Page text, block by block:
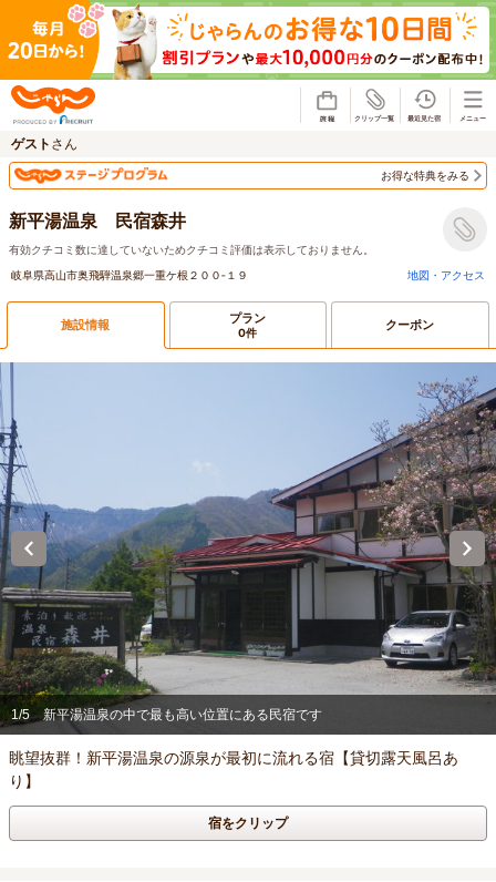
ゲスト さん
お得な特典をみる
新平湯温泉 民宿森井
有効クチコミ数に達していないためクチコミ評価は表示しておりません。
岐阜県高山市奥飛騨温泉郷一重ケ根２００‐１９
地図・アクセス
施設情報 プラン
0件 クーポン
1/5 新平湯温泉の中で最も高い位置にある民宿です
眺望抜群！新平湯温泉の源泉が最初に流れる宿【貸切露天風呂あ
り】
宿をクリップ